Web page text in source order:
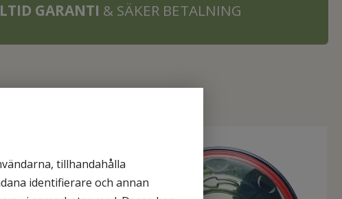
tillhandahålla
identifierare och annan
GARANTI & SÄKER BETALNING